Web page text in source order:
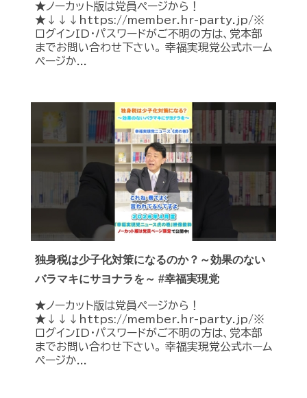
★ノーカット版は党員ページから！
★↓↓↓https://member.hr-party.jp/※
ログインID・パスワードがご不明の方は、党本部
までお問い合わせ下さい。 幸福実現党公式ホーム
ページか...
独身税は少子化対策になるのか？～効果のない
バラマキにサヨナラを～ #幸福実現党
★ノーカット版は党員ページから！
★↓↓↓https://member.hr-party.jp/※
ログインID・パスワードがご不明の方は、党本部
までお問い合わせ下さい。 幸福実現党公式ホーム
ページか...